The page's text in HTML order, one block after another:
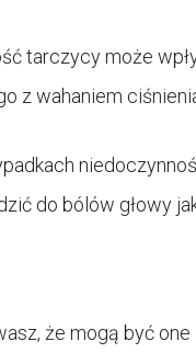
tarczycy może
z wahaniem
do bólów głowy
że mogą być